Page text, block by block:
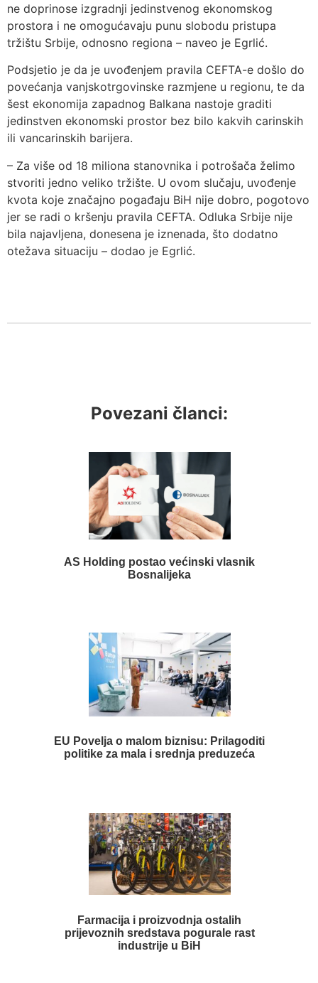
ne doprinose izgradnji jedinstvenog ekonomskog
prostora i ne omogućavaju punu slobodu pristupa
tržištu Srbije, odnosno regiona – naveo je Egrlić.
Podsjetio je da je uvođenjem pravila CEFTA-e došlo do
povećanja vanjskotrgovinske razmjene u regionu, te da
šest ekonomija zapadnog Balkana nastoje graditi
jedinstven ekonomski prostor bez bilo kakvih carinskih
ili vancarinskih barijera.
– Za više od 18 miliona stanovnika i potrošača želimo
stvoriti jedno veliko tržište. U ovom slučaju, uvođenje
kvota koje značajno pogađaju BiH nije dobro, pogotovo
jer se radi o kršenju pravila CEFTA. Odluka Srbije nije
bila najavljena, donesena je iznenada, što dodatno
otežava situaciju – dodao je Egrlić.
Povezani članci:
AS Holding postao većinski vlasnik
Bosnalijeka
EU Povelja o malom biznisu: Prilagoditi
politike za mala i srednja preduzeća
Farmacija i proizvodnja ostalih
prijevoznih sredstava pogurale rast
industrije u BiH